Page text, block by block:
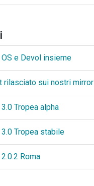
e Devol insieme
rilasciato sui nostri mirror
Tropea alpha
Tropea stabile
Roma